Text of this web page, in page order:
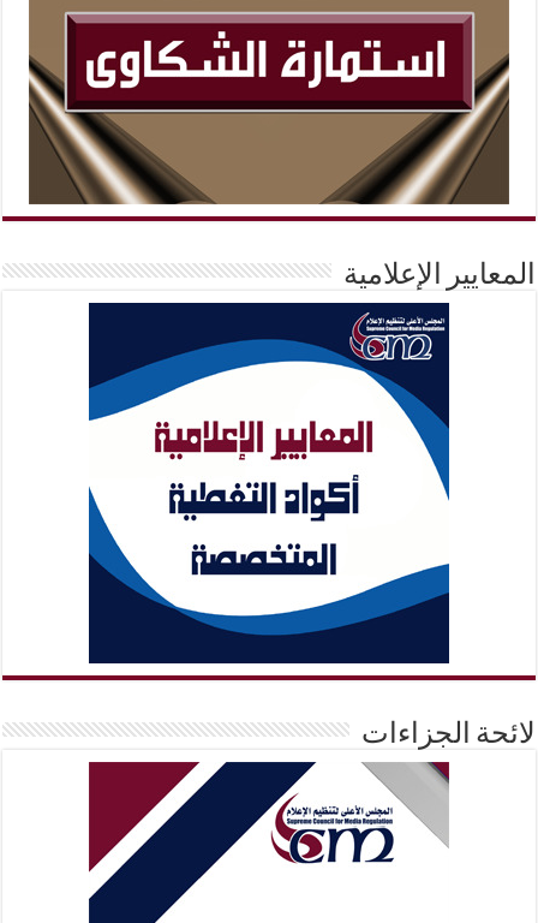
المعايير الإعلامية
لائحة الجزاءات